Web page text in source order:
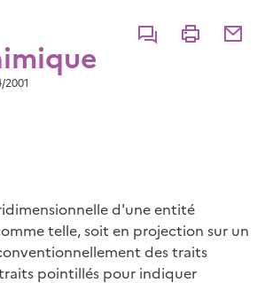
CommenterImprimer
2001
d'une entité
telle, soit en projection sur un
des traits
pointillés pour indiquer